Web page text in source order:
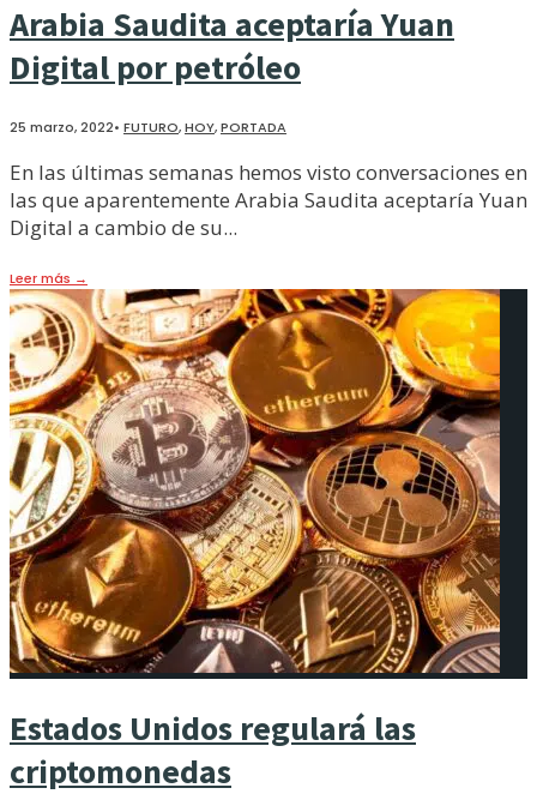
Arabia Saudita aceptaría Yuan
Digital por petróleo
25 marzo, 2022• FUTURO,HOY,PORTADA
En las últimas semanas hemos visto conversaciones en
las que aparentemente Arabia Saudita aceptaría Yuan
Digital a cambio de su...
Leer más →
Estados Unidos regulará las
criptomonedas